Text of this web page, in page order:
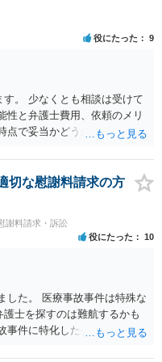
役にたった 9
。 少なくとも相談は受けて
性と弁護士費用、依頼のメリ
点で妥当かどうかを即断する
切な慰謝料請求の方
謝料請求・訴訟
役にたった 10
た。 医療事故事件は特殊な
士を探すのは難航するかも
事件に特化した弁護士でなく